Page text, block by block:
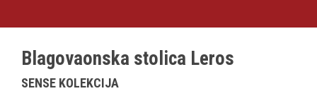
Blagovaonska stolica Leros
SENSE KOLEKCIJA